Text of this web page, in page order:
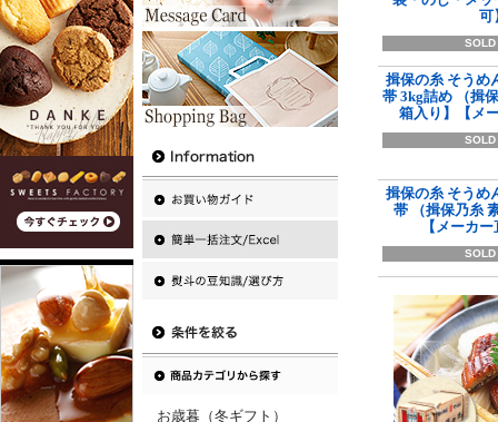
お歳暮（冬ギフト）
可
SOLD
揖保の糸 そうめ
帯 3kg詰め （揖
箱入り】【メ
SOLD
揖保の糸 そうめ
帯 （揖保乃糸
【メーカ
SOLD